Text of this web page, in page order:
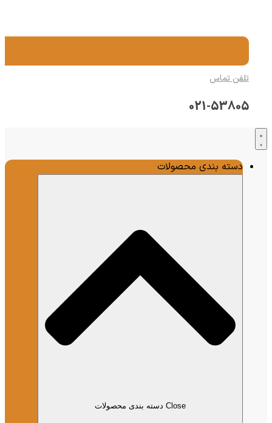
تلفن تماس
021-53805
دسته بندی محصولات
Close دسته بندی محصولات